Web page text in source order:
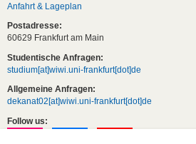
Anfahrt & Lageplan
Postadresse:
60629 Frankfurt am Main
Studentische Anfragen:
studium[at]wiwi.uni-frankfurt[dot]de
Allgemeine Anfragen:
dekanat02[at]wiwi.uni-frankfurt[dot]de
Follow us: